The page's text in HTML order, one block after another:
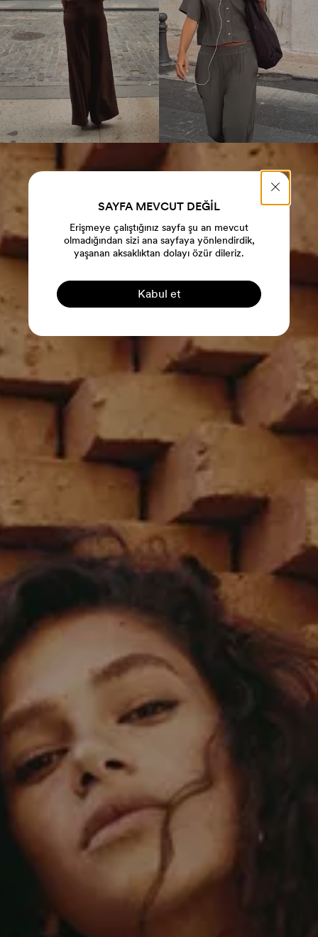
SAYFA MEVCUT DEĞİL
Erişmeye çalıştığınız sayfa şu an mevcut
olmadığından sizi ana sayfaya yönlendirdik,
yaşanan aksaklıktan dolayı özür dileriz.